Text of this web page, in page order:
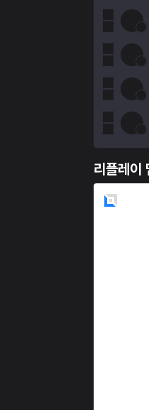
리플레이